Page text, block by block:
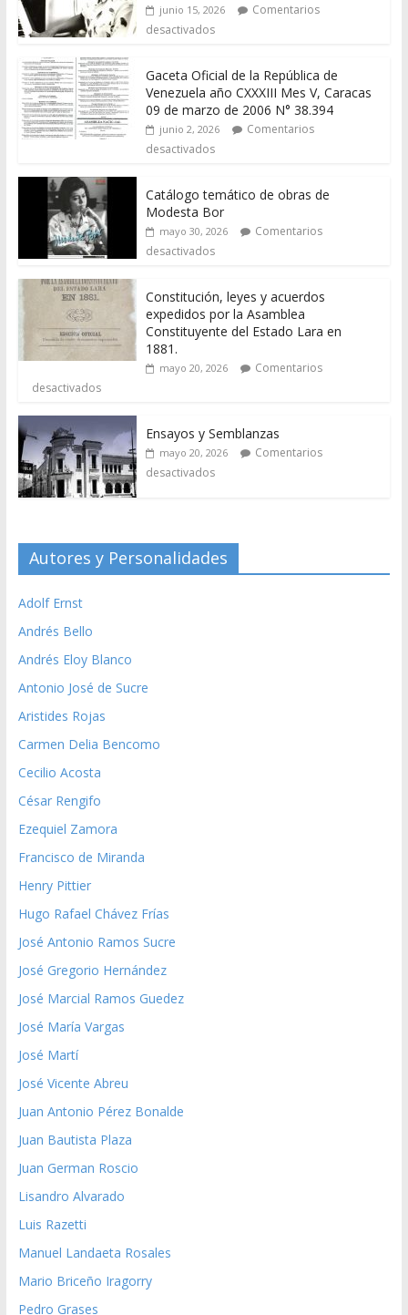
junio 15, 2026
Comentarios
desactivados
Gaceta Oficial de la República de
Venezuela año CXXXIII Mes V, Caracas
09 de marzo de 2006 N° 38.394
junio 2, 2026
Comentarios
desactivados
Catálogo temático de obras de
Modesta Bor
mayo 30, 2026
Comentarios
desactivados
Constitución, leyes y acuerdos
expedidos por la Asamblea
Constituyente del Estado Lara en
1881.
mayo 20, 2026
Comentarios
desactivados
Ensayos y Semblanzas
mayo 20, 2026
Comentarios
desactivados
Autores y Personalidades
Adolf Ernst
Andrés Bello
Andrés Eloy Blanco
Antonio José de Sucre
Aristides Rojas
Carmen Delia Bencomo
Cecilio Acosta
César Rengifo
Ezequiel Zamora
Francisco de Miranda
Henry Pittier
Hugo Rafael Chávez Frías
José Antonio Ramos Sucre
José Gregorio Hernández
José Marcial Ramos Guedez
José María Vargas
José Martí
José Vicente Abreu
Juan Antonio Pérez Bonalde
Juan Bautista Plaza
Juan German Roscio
Lisandro Alvarado
Luis Razetti
Manuel Landaeta Rosales
Mario Briceño Iragorry
Pedro Grases